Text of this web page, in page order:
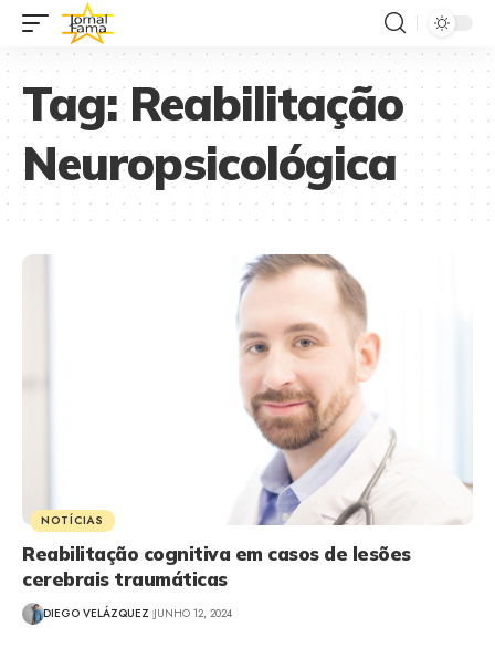
Tag:Reabilitação
Neuropsicológica
NOTÍCIAS
Reabilitação cognitiva em casos de lesões
cerebrais traumáticas
DIEGO VELÁZQUEZ JUNHO 12, 2024